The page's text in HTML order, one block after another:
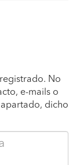
No
e-mails o
apartado, dicho